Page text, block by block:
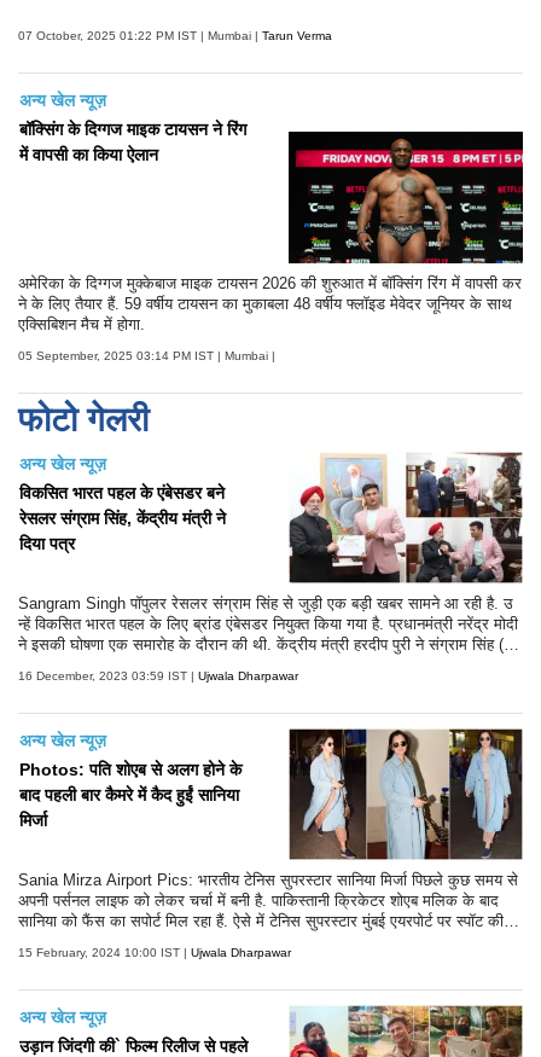
07 October, 2025 01:22 PM IST | Mumbai | Tarun Verma
अन्य खेल न्यूज़
बॉक्सिंग के दिग्गज माइक टायसन ने रिंग
में वापसी का किया ऐलान
अमेरिका के दिग्गज मुक्केबाज माइक टायसन 2026 की शुरुआत में बॉक्सिंग रिंग में वापसी कर
ने के लिए तैयार हैं. 59 वर्षीय टायसन का मुकाबला 48 वर्षीय फ्लॉइड मेवेदर जूनियर के साथ
एक्सिबिशन मैच में होगा.
05 September, 2025 03:14 PM IST | Mumbai |
फोटो गेलरी
अन्य खेल न्यूज़
विकसित भारत पहल के एंबेसडर बने
रेसलर संग्राम सिंह, केंद्रीय मंत्री ने
दिया पत्र
Sangram Singh पॉपुलर रेसलर संग्राम सिंह से जुड़ी एक बड़ी खबर सामने आ रही है. उ
न्हें विकसित भारत पहल के लिए ब्रांड एंबेसडर नियुक्त किया गया है. प्रधानमंत्री नरेंद्र मोदी
ने इसकी घोषणा एक समारोह के दौरान की थी. केंद्रीय मंत्री हरदीप पुरी ने संग्राम सिंह (Sa
देखें-
16 December, 2023 03:59 IST | Ujwala Dharpawar
अन्य खेल न्यूज़
Photos: पति शोएब से अलग होने के
बाद पहली बार कैमरे में कैद हुईं सानिया
मिर्जा
Sania Mirza Airport Pics: भारतीय टेनिस सुपरस्टार सानिया मिर्जा पिछले कुछ समय से
अपनी पर्सनल लाइफ को लेकर चर्चा में बनी है. पाकिस्तानी क्रिकेटर शोएब मलिक के बाद
सानिया को फैंस का सपोर्ट मिल रहा हैं. ऐसे में टेनिस सुपरस्टार मुंबई एयरपोर्ट पर स्पॉट की ग
15 February, 2024 10:00 IST | Ujwala Dharpawar
अन्य खेल न्यूज़
उड़ान जिंदगी की` फिल्म रिलीज से पहले